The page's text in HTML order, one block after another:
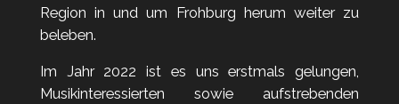
Region in und um Frohburg herum weiter zu
beleben.
Im Jahr 2022 ist es uns erstmals gelungen,
Musikinteressierten sowie aufstrebenden